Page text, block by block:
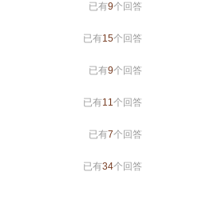
已有9个回答
已有15个回答
已有9个回答
已有11个回答
已有7个回答
已有34个回答